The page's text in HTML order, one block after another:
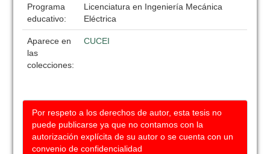
Programa
educativo:
Licenciatura en Ingeniería Mecánica
Eléctrica
Aparece en
las
colecciones:
CUCEI
Por respeto a los derechos de autor, esta tesis no
puede publicarse ya que no contamos con la
autorización explícita de su autor o se cuenta con un
convenio de confidencialidad